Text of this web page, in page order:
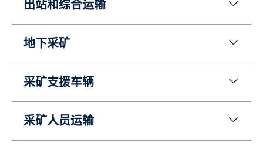
出站和综合运输
地下采矿
采矿支援车辆
采矿人员运输